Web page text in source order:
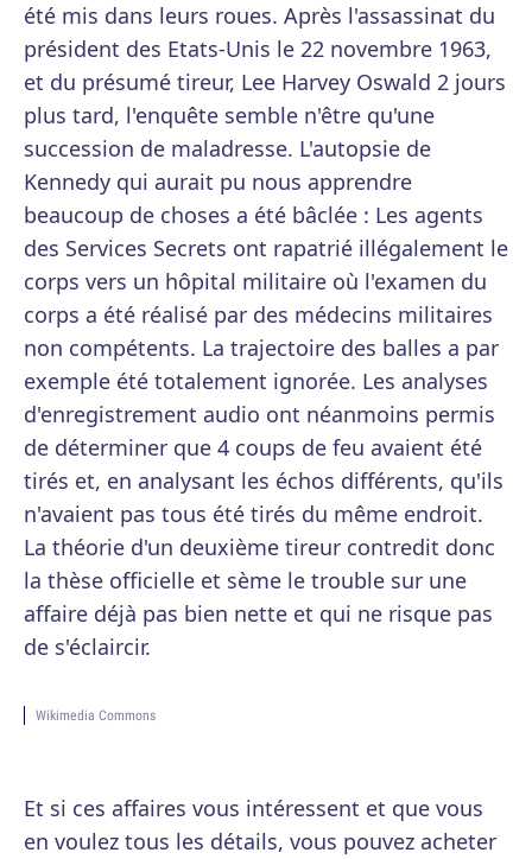
été mis dans leurs roues. Après l'assassinat du
président des Etats-Unis le 22 novembre 1963,
et du présumé tireur, Lee Harvey Oswald 2 jours
plus tard, l'enquête semble n'être qu'une
succession de maladresse. L'autopsie de
Kennedy qui aurait pu nous apprendre
beaucoup de choses a été bâclée : Les agents
des Services Secrets ont rapatrié illégalement le
corps vers un hôpital militaire où l'examen du
corps a été réalisé par des médecins militaires
non compétents. La trajectoire des balles a par
exemple été totalement ignorée. Les analyses
d'enregistrement audio ont néanmoins permis
de déterminer que 4 coups de feu avaient été
tirés et, en analysant les échos différents, qu'ils
n'avaient pas tous été tirés du même endroit.
La théorie d'un deuxième tireur contredit donc
la thèse officielle et sème le trouble sur une
affaire déjà pas bien nette et qui ne risque pas
de s'éclaircir.
Wikimedia Commons
Et si ces affaires vous intéressent et que vous
en voulez tous les détails, vous pouvez acheter